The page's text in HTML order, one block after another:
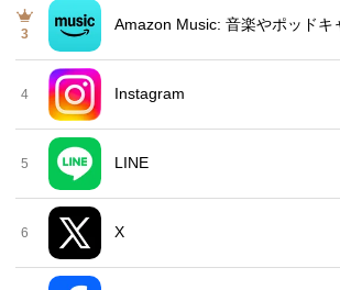
3
Amazon Music: 音楽やポッドキ
4 Instagram
5 LINE
6 X